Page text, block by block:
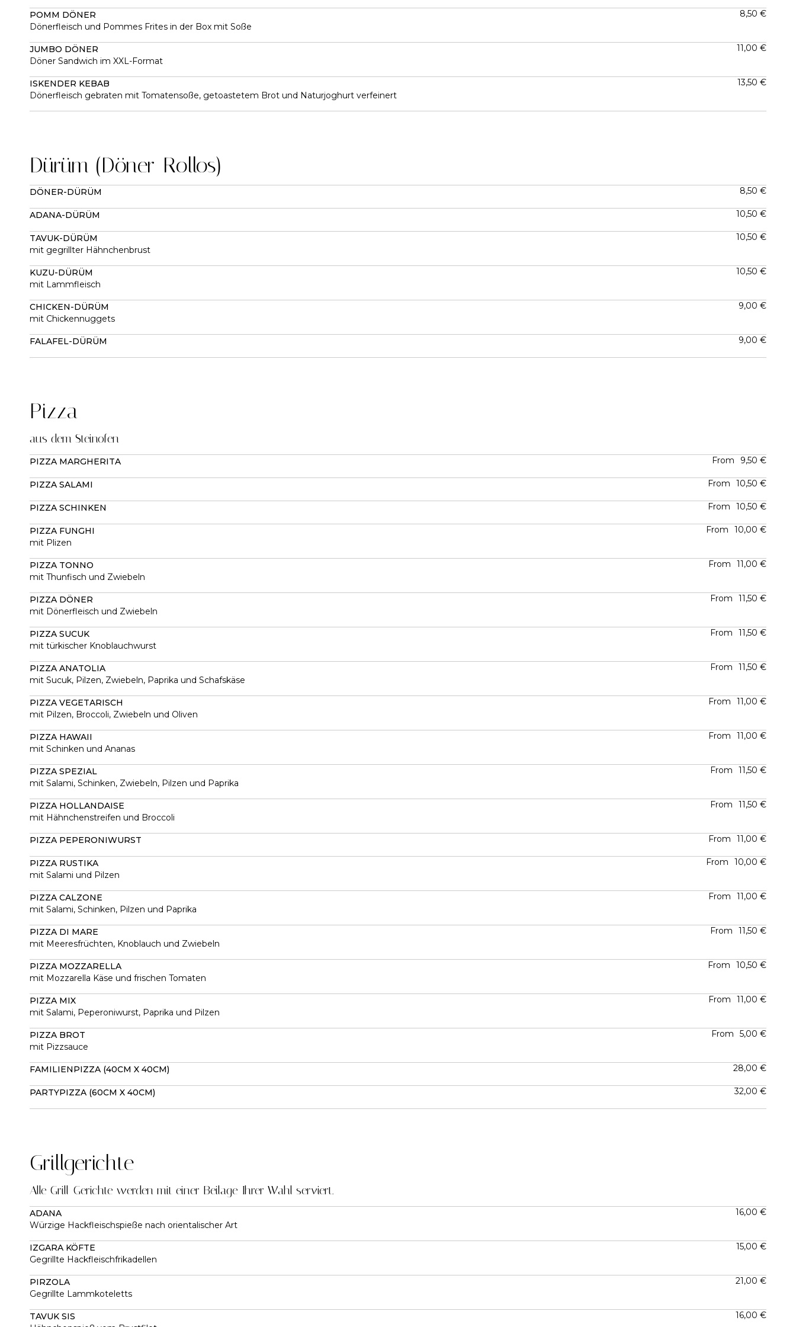
POMM DÖNER
8,50 €
Dönerfleisch und Pommes Frites in der Box mit Soße
JUMBO DÖNER
11,00 €
Döner Sandwich im XXL-Format
ISKENDER KEBAB
13,50 €
Dönerfleisch gebraten mit Tomatensoße, getoastetem Brot und Naturjoghurt verfeinert
Dürüm (Döner-Rollos)
DÖNER-DÜRÜM 8,50 €
ADANA-DÜRÜM 10,50 €
TAVUK-DÜRÜM
10,50 €
mit gegrillter Hähnchenbrust
KUZU-DÜRÜM
10,50 €
mit Lammfleisch
CHICKEN-DÜRÜM
9,00 €
mit Chickennuggets
FALAFEL-DÜRÜM 9,00 €
Pizza
aus dem Steinofen
PIZZA MARGHERITA From 9,50 €
PIZZA SALAMI From 10,50 €
PIZZA SCHINKEN From 10,50 €
PIZZA FUNGHI From
10,00 €
mit Plizen
PIZZA TONNO From
11,00 €
mit Thunfisch und Zwiebeln
PIZZA DÖNER From
11,50 €
mit Dönerfleisch und Zwiebeln
PIZZA SUCUK From
11,50 €
mit türkischer Knoblauchwurst
PIZZA ANATOLIA From
11,50 €
mit Sucuk, Pilzen, Zwiebeln, Paprika und Schafskäse
PIZZA VEGETARISCH From
11,00 €
mit Pilzen, Broccoli, Zwiebeln und Oliven
PIZZA HAWAII From
11,00 €
mit Schinken und Ananas
PIZZA SPEZIAL From
11,50 €
mit Salami, Schinken, Zwiebeln, Pilzen und Paprika
PIZZA HOLLANDAISE From
11,50 €
mit Hähnchenstreifen und Broccoli
PIZZA PEPERONIWURST From 11,00 €
PIZZA RUSTIKA From
10,00 €
mit Salami und Pilzen
PIZZA CALZONE From
11,00 €
mit Salami, Schinken, Pilzen und Paprika
PIZZA DI MARE From
11,50 €
mit Meeresfrüchten, Knoblauch und Zwiebeln
PIZZA MOZZARELLA From
10,50 €
mit Mozzarella Käse und frischen Tomaten
PIZZA MIX From
11,00 €
mit Salami, Peperoniwurst, Paprika und Pilzen
PIZZA BROT From
5,00 €
mit Pizzsauce
FAMILIENPIZZA (40CM X 40CM) 28,00 €
PARTYPIZZA (60CM X 40CM) 32,00 €
Grillgerichte
Alle Grill-Gerichte werden mit einer Beilage Ihrer Wahl serviert.
ADANA
16,00 €
Würzige Hackfleischspieße nach orientalischer Art
IZGARA KÖFTE
15,00 €
Gegrillte Hackfleischfrikadellen
PIRZOLA
21,00 €
Gegrillte Lammkoteletts
TAVUK SIS
16,00 €